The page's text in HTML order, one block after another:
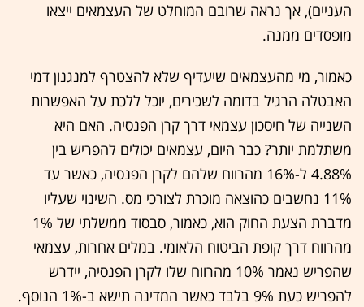
העניים), אך נראה שרובם המוחלט של העצמאים ייצאו
מופסדים ממנה.
כאמור, מי מהעצמאים שיעדיף שלא להצטרף למנגנון דמי
האבטלה הרגיל בדומה לשכירים, יוכל ללכת על האפשרות
השנייה של חיסכון עצמאי דרך קרן הפנסיה. האם היא
משתלמת יותר? כבר היום, עצמאים יכולים להפריש בין
4.88% ל-16% מהרווח שלהם לקרן הפנסיה, כאשר עד
11% נחשבים כהוצאה מוכרת לצורכי מס. השינוי שעליו
מדברת הצעת החוק הוא, כאמור, סבסוד ממשלתי של 1%
מהרווח דרך קופת הביטוח הלאומי. במלים אחרות, עצמאי
שהפריש נאמר 10% מהרווח שלו לקרן הפנסיה, יידרש
להפריש כעת 9% בלבד כאשר המדינה תישא ב-1% הנוסף.